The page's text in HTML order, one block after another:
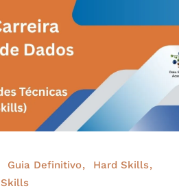
Guia Definitivo
Hard Skills